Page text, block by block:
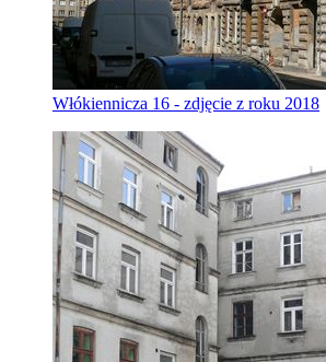
Włókiennicza 16 - zdjęcie z roku 2018